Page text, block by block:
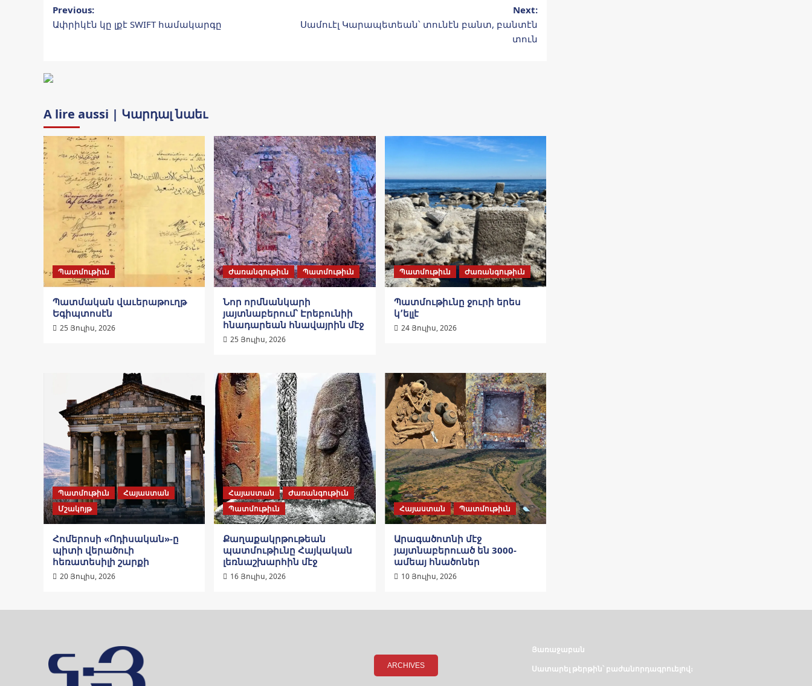
Post
navigation
Previous:
Ափրիկէն կը լքէ SWIFT համակարգը
Next:
Սամուէլ Կարապետեան՝ տունէն բանտ, բանտէն
տուն
A lire aussi | Կարդալ նաեւ
Պատմութիւն
Պատմական վաւերաթուղթ
Եգիպտոսէն
25 Յուլիս, 2026
Ժառանգութիւն Պատմութիւն
Նոր որմնանկարի
յայտնաբերում՝ Էրեբունիի
հնադարեան հնավայրին մէջ
25 Յուլիս, 2026
Պատմութիւն Ժառանգութիւն
Պատմութիւնը ջուրի երես
կ՚ելլէ
24 Յուլիս, 2026
Պատմութիւն
Հայաստան
Մշակոյթ
Հոմերոսի «Ոդիսական»-ը
պիտի վերածուի
հեռատեսիլի շարքի
20 Յուլիս, 2026
Հայաստան
Ժառանգութիւն
Պատմութիւն
Քաղաքակրթութեան
պատմութիւնը Հայկական
լեռնաշխարհին մէջ
16 Յուլիս, 2026
Հայաստան Պատմութիւն
Արագածոտնի մէջ
յայտնաբերուած են 3000-
ամեայ հնածոներ
10 Յուլիս, 2026
ARCHIVES
Յառաջաբան
Սատարել թերթին՝ բաժանորդագրուելով։